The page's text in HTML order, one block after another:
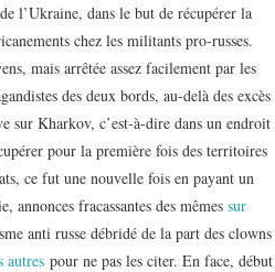
l’Ukraine, dans le but de récupérer la
chez les militants pro-russes.
mais arrêtée assez facilement par les
des deux bords, au-delà des excès
sur Kharkov, c’est-à-dire dans un endroit
pour la première fois des territoires
ce fut une nouvelle fois en payant un
fracassantes des mêmes sur
anti russe débridé de la part des clowns
autres pour ne pas les citer. En face, début